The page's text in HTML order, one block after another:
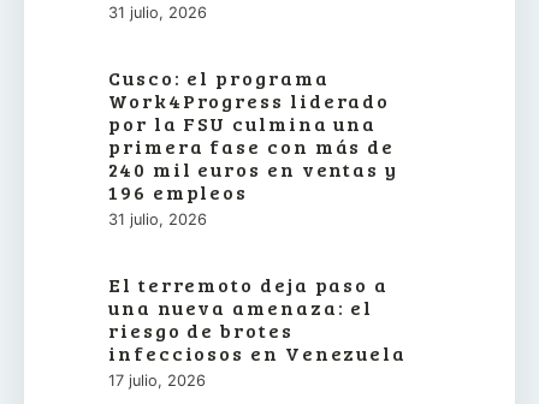
31 julio, 2026
Cusco: el programa
Work4Progress liderado
por la FSU culmina una
primera fase con más de
240 mil euros en ventas y
196 empleos
31 julio, 2026
El terremoto deja paso a
una nueva amenaza: el
riesgo de brotes
infecciosos en Venezuela
17 julio, 2026